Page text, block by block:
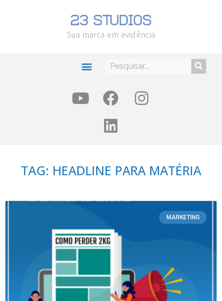
Sua marca em evidência
TAG: HEADLINE PARA MATÉRIA
MARKETING